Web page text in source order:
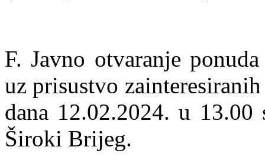
F. Javno otvaranje
uz prisustvo
dana 12.02.2024. u
Široki Brijeg.